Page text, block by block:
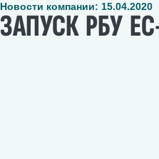
Новости компании: 15.04.2020
ЗАПУСК РБУ